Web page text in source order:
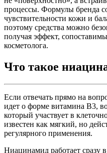
процессы. Формулы бренда
чувствительности кожи и
поэтому средства можно
получая эффект,
косметолога.
Что такое
Если отвечать прямо на
идет о форме витамина B3,
который участвует в
известен как мягкий, но
регулярного применения.
Ниацинамид работает сразу